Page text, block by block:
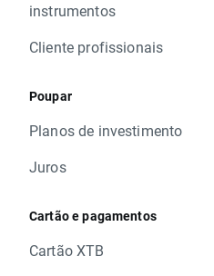
instrumentos
Cliente profissionais
Poupar
Planos de investimento
Juros
Cartão e pagamentos
Cartão XTB